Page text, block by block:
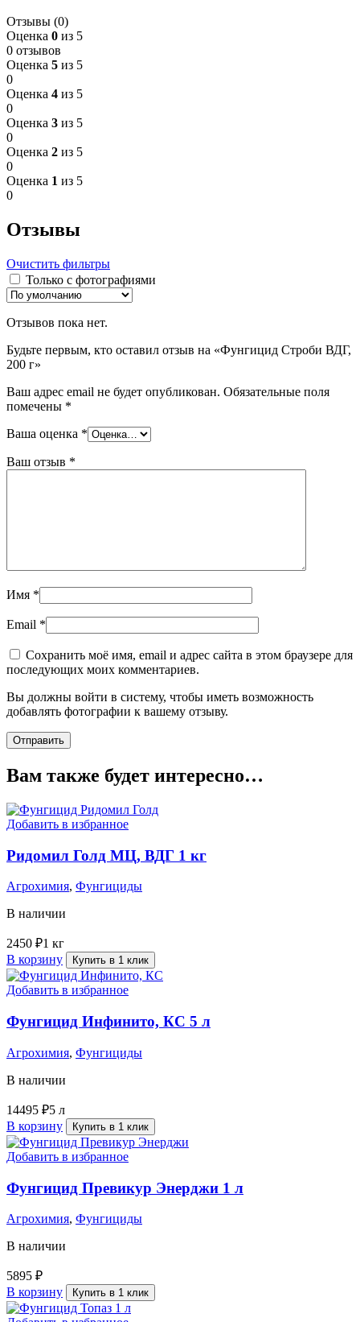
Отзывы (0)
Оценка 0 из 5
0 отзывов
Оценка 5 из 5
0
Оценка 4 из 5
0
Оценка 3 из 5
0
Оценка 2 из 5
0
Оценка 1 из 5
0
Отзывы
Очистить фильтры
Только с фотографиями
Отзывов пока нет.
Будьте первым, кто оставил отзыв на «Фунгицид Строби ВДГ,
200 г»
Ваш адрес email не будет опубликован. Обязательные поля
помечены *
Ваша оценка *
Ваш отзыв *
Имя *
Email *
Сохранить моё имя, email и адрес сайта в этом браузере для
последующих моих комментариев.
Вы должны войти в систему, чтобы иметь возможность
добавлять фотографии к вашему отзыву.
Вам также будет интересно…
Добавить в избранное
Ридомил Голд МЦ, ВДГ 1 кг
Агрохимия, Фунгициды
В наличии
2450 ₽1 кг
В корзину
Купить в 1 клик
Добавить в избранное
Фунгицид Инфинито, КС 5 л
Агрохимия, Фунгициды
В наличии
14495 ₽5 л
В корзину
Купить в 1 клик
Добавить в избранное
Фунгицид Превикур Энерджи 1 л
Агрохимия, Фунгициды
В наличии
5895 ₽
В корзину
Купить в 1 клик